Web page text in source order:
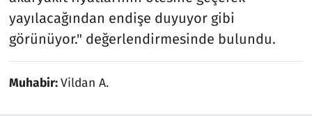
yayılacağından endişe duyuyor gibi
görünüyor." değerlendirmesinde bulundu.
Muhabir:Vildan A.